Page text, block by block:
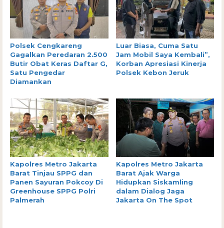
Polsek Cengkareng
Gagalkan Peredaran 2.500
Butir Obat Keras Daftar G,
Satu Pengedar
Diamankan
Luar Biasa, Cuma Satu
Jam Mobil Saya Kembali”,
Korban Apresiasi Kinerja
Polsek Kebon Jeruk
Kapolres Metro Jakarta
Barat Tinjau SPPG dan
Panen Sayuran Pokcoy Di
Greenhouse SPPG Polri
Palmerah
Kapolres Metro Jakarta
Barat Ajak Warga
Hidupkan Siskamling
dalam Dialog Jaga
Jakarta On The Spot